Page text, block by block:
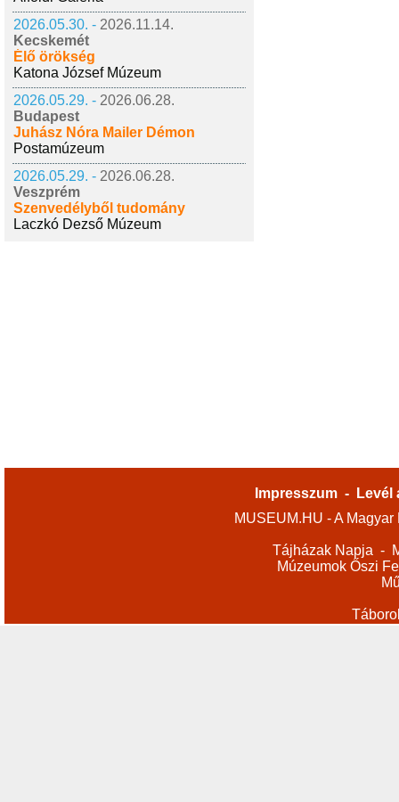
2026.05.30. - 2026.11.14.
Kecskemét
Élő örökség
Katona József Múzeum
2026.05.29. - 2026.06.28.
Budapest
Juhász Nóra Mailer Démon
Postamúzeum
2026.05.29. - 2026.06.28.
Veszprém
Szenvedélyből tudomány
Laczkó Dezső Múzeum
Impresszum -
Levél
MUSEUM.HU - A
Tájházak Napja -
Múzeumok Őszi